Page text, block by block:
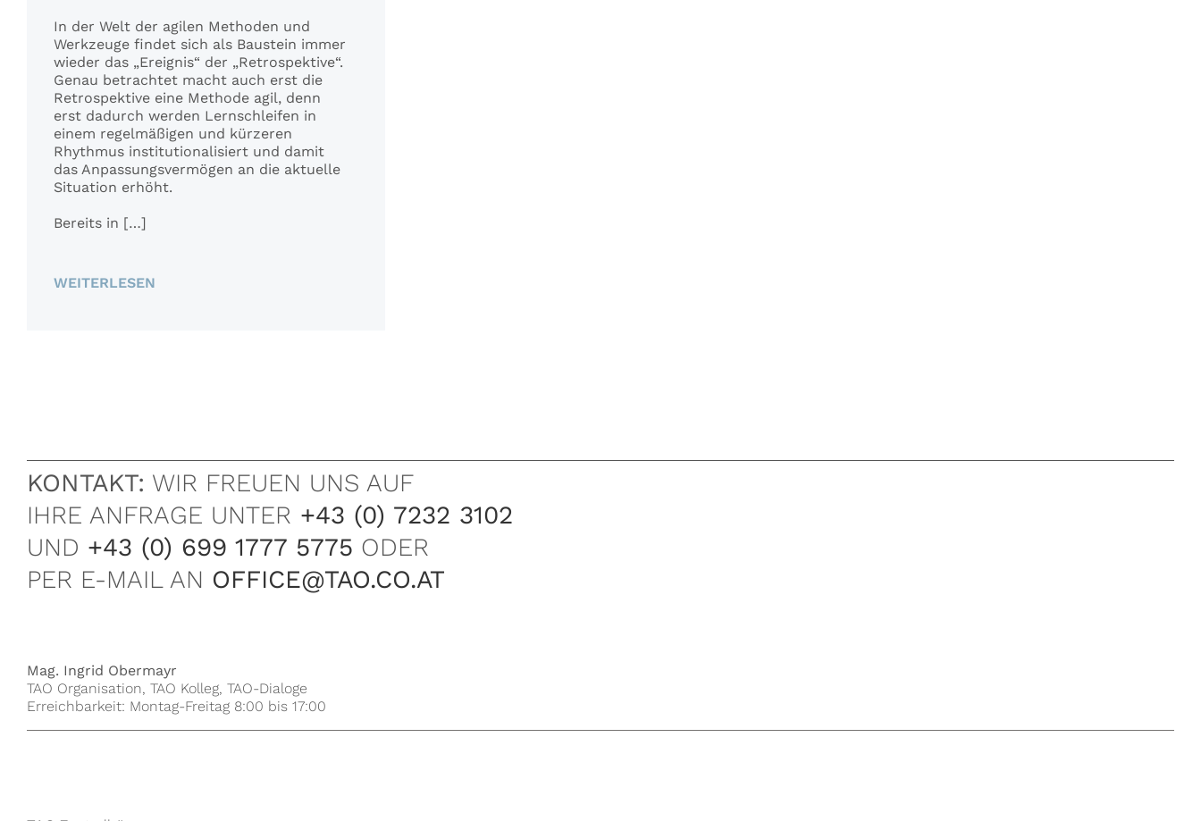
In der Welt der agilen Methoden und
Werkzeuge findet sich als Baustein immer
wieder das „Ereignis“ der „Retrospektive“.
Genau betrachtet macht auch erst die
Retrospektive eine Methode agil, denn
erst dadurch werden Lernschleifen in
einem regelmäßigen und kürzeren
Rhythmus institutionalisiert und damit
das Anpassungsvermögen an die aktuelle
Situation erhöht.
Bereits in […]
WEITERLESEN
KONTAKT: WIR FREUEN UNS AUF
IHRE ANFRAGE UNTER +43 (0) 7232 3102
UND +43 (0) 699 1777 5775 ODER
PER E-MAIL AN OFFICE@TAO.CO.AT
Mag. Ingrid Obermayr
TAO Organisation, TAO Kolleg, TAO-Dialoge
Erreichbarkeit: Montag-Freitag 8:00 bis 17:00